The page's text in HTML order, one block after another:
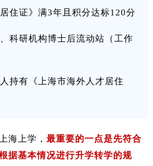
住证》满3年且积分达标120分
科研机构博士后流动站（工作
持有《上海市海外人才居住
海上学， 最重要的一点是先符合
据基本情况进行升学转学的规